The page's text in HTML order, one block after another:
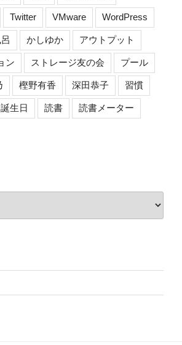
Twitter VMware WordPress
かしゆか アウトプット
ン ストレージ友の会 プール
樫野有香 深田恭子 習慣
誕生日 読書 読書メーター